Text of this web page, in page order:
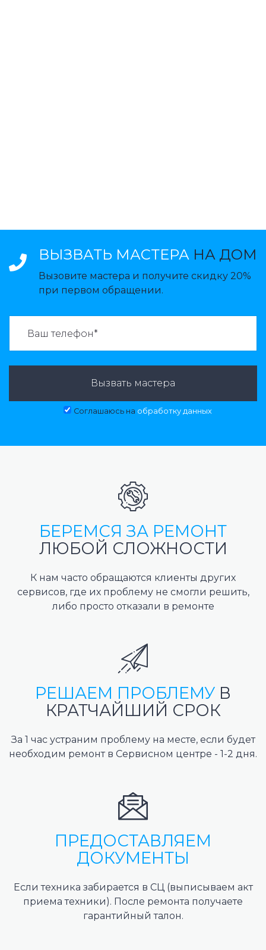
ВЫЗВАТЬ МАСТЕРА НА ДОМ
Вызовите мастера и получите скидку 20%
при первом обращении.
Вызвать мастера
Соглашаюсь на обработку данных
БЕРЕМСЯ ЗА РЕМОНТ
ЛЮБОЙ СЛОЖНОСТИ
К нам часто обращаются клиенты других
сервисов, где их проблему не смогли решить,
либо просто отказали в ремонте
РЕШАЕМ ПРОБЛЕМУ В
КРАТЧАЙШИЙ СРОК
За 1 час устраним проблему на месте, если будет
необходим ремонт в Сервисном центре - 1-2 дня.
ПРЕДОСТАВЛЯЕМ
ДОКУМЕНТЫ
Если техника забирается в СЦ (выписываем акт
приема техники). После ремонта получаете
гарантийный талон.